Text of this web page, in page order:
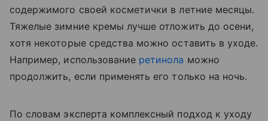
содержимого своей косметички в летние месяцы.
Тяжелые зимние кремы лучше отложить до осени,
хотя некоторые средства можно оставить в уходе.
Например, использование ретинола можно
продолжить, если применять его только на ночь.
По словам эксперта комплексный подход к уходу